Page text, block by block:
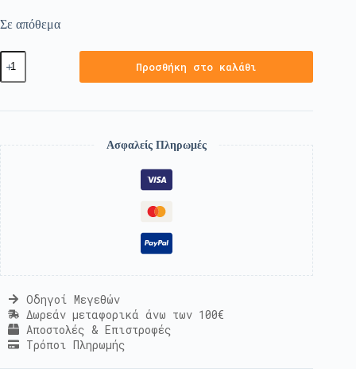
Σε απόθεμα
Προσθήκη στο καλάθι
Ασφαλείς Πληρωμές
Οδηγοί Μεγεθών
Δωρεάν μεταφορικά άνω των 100€
Αποστολές & Επιστροφές
Τρόποι Πληρωμής